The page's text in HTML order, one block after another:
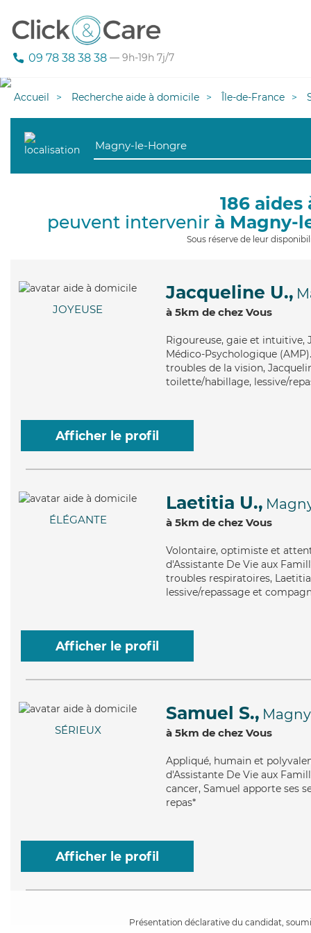
09 78 38 38 38 — 9h-19h 7j/7
Accueil Recherche aide à domicile Île-de-France
186
peuvent intervenir à Magny-
Sous réserve de leur
JOYEUSE
Jacqueline U.,
à 5km de chez Vous
Rigoureuse, gaie et intuitive,
Médico-Psychologique
troubles de la vision,
toilette/habillage, lessive/
Afficher le profil
ÉLÉGANTE
Laetitia U.,
à 5km de chez Vous
Volontaire, optimiste et
d'Assistante De Vie aux
troubles respiratoires,
lessive/repassage et
Afficher le profil
SÉRIEUX
Samuel S.,
à 5km de chez Vous
Appliqué, humain et
d'Assistante De Vie aux
cancer, Samuel apporte ses
repas*
Afficher le profil
Présentation déclarative du candidat,